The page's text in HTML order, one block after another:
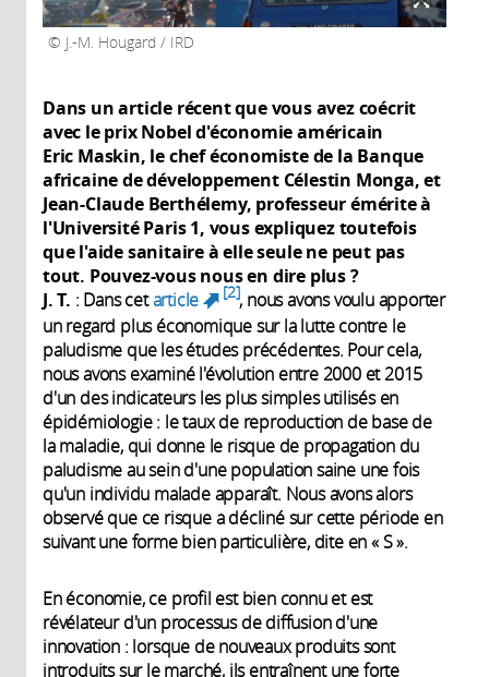
J.-M. Hougard / IRD
Dans un article récent que vous avez coécrit
avec le prix Nobel d'économie américain
Eric Maskin, le chef économiste de la Banque
africaine de développement Célestin Monga, et
Jean-Claude Berthélemy, professeur émérite à
l'Université Paris 1, vous expliquez toutefois
que l'aide sanitaire à elle seule ne peut pas
tout. Pouvez-vous nous en dire plus ?
J. T. : Dans cetarticle (link is external)
2 , nous avons voulu apporter
un regard plus économique sur la lutte contre le
paludisme que les études précédentes. Pour cela,
nous avons examiné l'évolution entre 2000 et 2015
d'un des indicateurs les plus simples utilisés en
épidémiologie : le taux de reproduction de base de
la maladie, qui donne le risque de propagation du
paludisme au sein d'une population saine une fois
qu'un individu malade apparaît. Nous avons alors
observé que ce risque a décliné sur cette période en
suivant une forme bien particulière, dite en « S ».
En économie, ce profil est bien connu et est
révélateur d'un processus de diffusion d'une
innovation : lorsque de nouveaux produits sont
introduits sur le marché, ils entraînent une forte